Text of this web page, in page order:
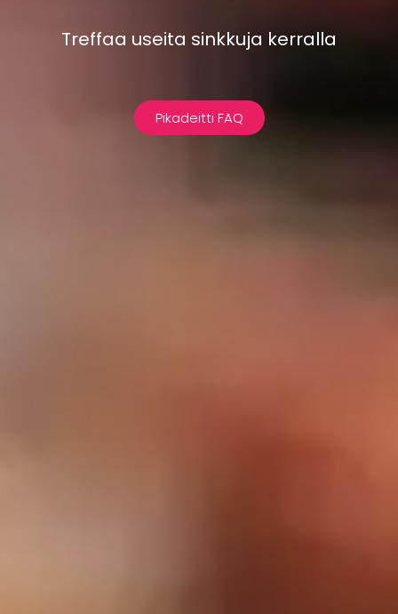
Treffaa useita sinkkuja kerralla
Pikadeitti FAQ